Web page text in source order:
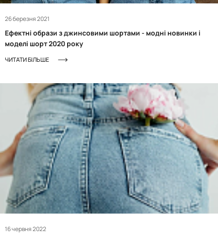
26 березня 2021
Ефектні образи з джинсовими шортами - модні новинки і
моделі шорт 2020 року
ЧИТАТИ БІЛЬШЕ
16 червня 2022